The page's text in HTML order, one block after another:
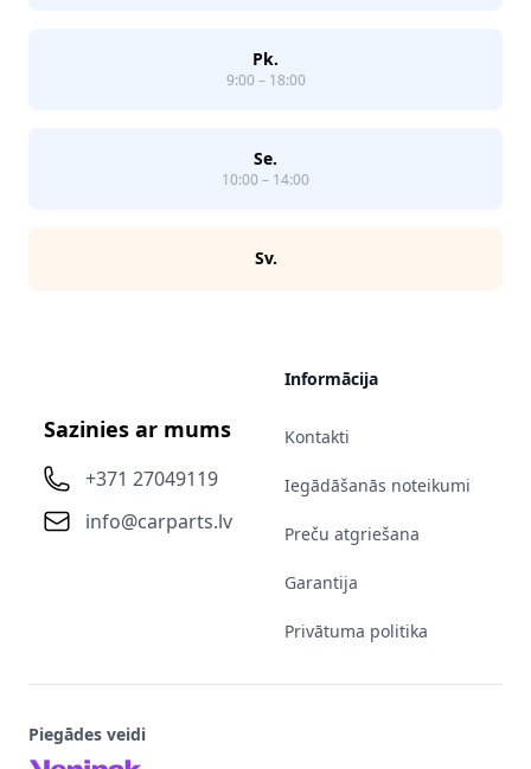
Pk.
9:00 – 18:00
Se.
10:00 – 14:00
Sv.
Sazinies ar mums
+371 27049119
info@carparts.lv
Informācija
Kontakti
Iegādāšanās noteikumi
Preču atgriešana
Garantija
Privātuma politika
Piegādes veidi